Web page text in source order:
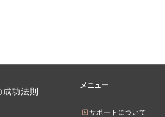
功法則
メニュー
サポートについて